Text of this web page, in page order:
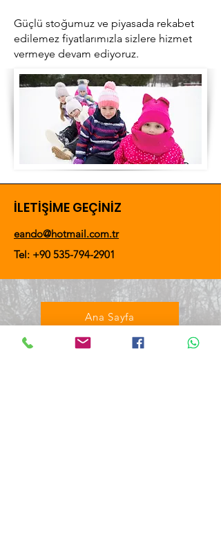
Güçlü stoğumuz ve piyasada rekabet
edilemez fiyatlarımızla sizlere hizmet
vermeye devam ediyoruz.
İLETİŞİME GEÇİNİZ
eando@hotmail.com.tr
Tel: +90 535-794-2901
Hakkımızda
Ana Sayfa